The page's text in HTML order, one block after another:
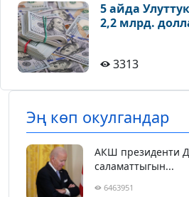
5 айда
2,2 млрд.
3313
Эң көп окулгандар
АКШ президенти
саламаттыгын...
6463951